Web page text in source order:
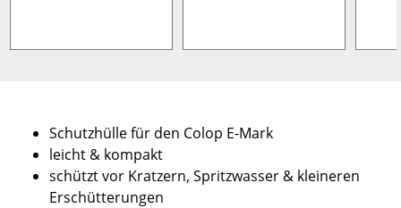
Schutzhülle für den Colop E-Mark
leicht & kompakt
schützt vor Kratzern, Spritzwasser & kleineren
Erschütterungen